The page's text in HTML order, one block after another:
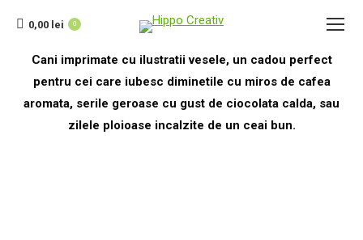
0,00 lei 0
Cani imprimate cu ilustratii vesele, un cadou perfect
pentru cei care iubesc diminetile cu miros de cafea
aromata, serile geroase cu gust de ciocolata calda, sau
zilele ploioase incalzite de un ceai bun.